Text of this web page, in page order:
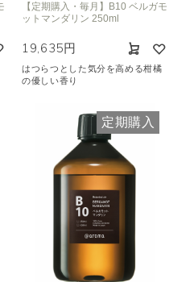
【定期購入・毎月】B10 ベルガモ
ットマンダリン 250ml
19,635円
はつらつとした気分を高める柑橘
の優しい香り
定期購入